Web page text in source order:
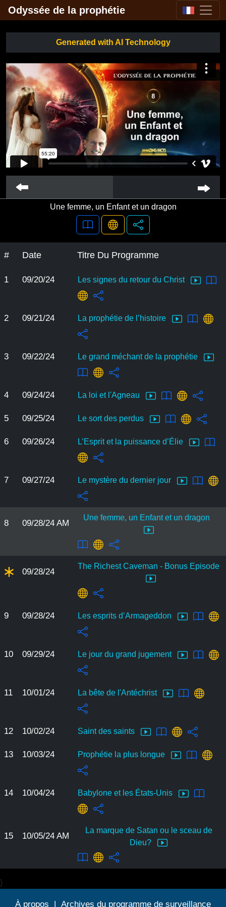
Odyssée de la prophétie
Generated with AI Technology
Une femme, un Enfant et un dragon
# Date Titre Du Programme
1 09/20/24 Les signes du retour du Christ
2 09/21/24 La prophétie de l’histoire
3 09/22/24 Le grand méchant de la prophétie
4 09/24/24 La loi et l'Agneau
5 09/25/24 Le sort des perdus
6 09/26/24 L’Esprit et la puissance d’Élie
7 09/27/24 Le mystère du dernier jour
8 09/28/24 AM
Une femme, un Enfant et un dragon
09/28/24
The Richest Caveman - Bonus Episode
9 09/28/24 Les esprits d’Armageddon
10 09/29/24 Le jour du grand jugement
11 10/01/24 La bête de l'Antéchrist
12 10/02/24 Saint des saints
13 10/03/24 Prophétie la plus longue
14 10/04/24 Babylone et les États-Unis
15 10/05/24 AM
La marque de Satan ou le sceau de
Dieu?
}
À propos | Archives du programme de surveillance